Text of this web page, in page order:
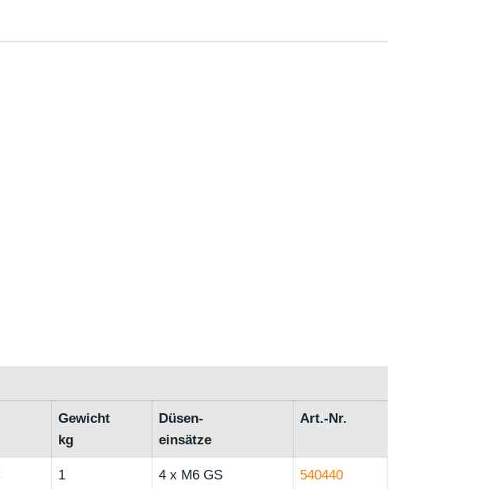
Gewicht
kg
Düsen-
einsätze
Art.-Nr.
1 4 x M6 GS 540440